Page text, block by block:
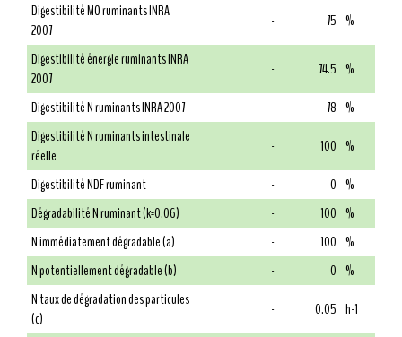
Digestibilité MO ruminants INRA
2007
- 75 %
Digestibilité énergie ruminants INRA
2007
- 74.5 %
Digestibilité N ruminants INRA 2007
- 78 %
Digestibilité N ruminants intestinale
réelle
- 100 %
Digestibilité NDF ruminant
- 0 %
Dégradabilité N ruminant (k=0.06)
- 100 %
N immédiatement dégradable (a)
- 100 %
N potentiellement dégradable (b)
- 0 %
N taux de dégradation des particules
(c)
- 0.05 h-1